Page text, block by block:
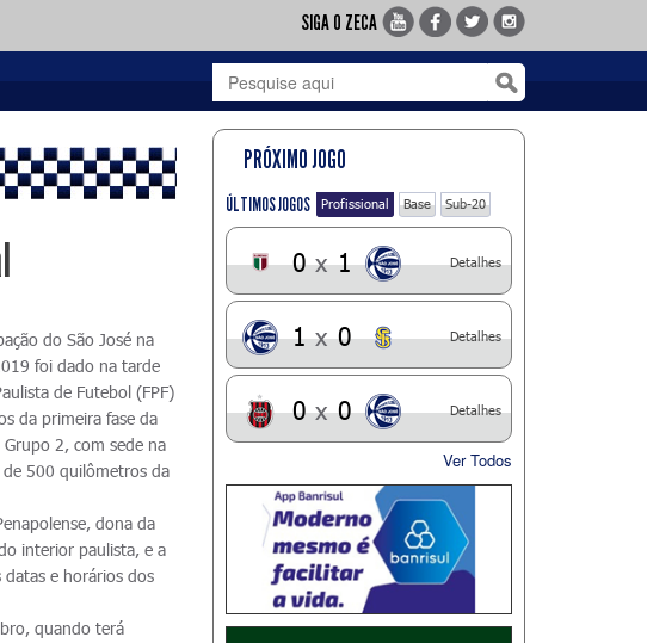
SIGA O ZECA
do São José na
foi dado na tarde
de Futebol (FPF)
da primeira fase da
2, com sede na
de 500 quilômetros da
dona da
interior paulista, e a
datas e horários dos
quando terá
PRÓXIMO JOGO
ÚLTIMOS JOGOS Profissional Base Sub-20
0 x 1 Detalhes
1 x 0 Detalhes
0 x 0 Detalhes
Ver Todos